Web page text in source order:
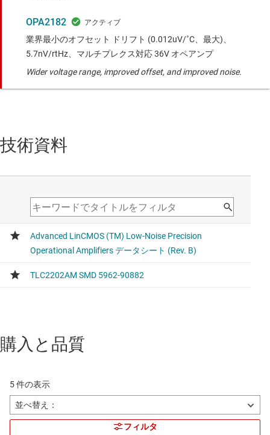
OPA2182
業界最小のオフセット ドリフト (0.012uV/˚C、最大)、
5.7nV/rtHz、マルチプレクス対応 36V オペアンプ
Wider voltage range, improved offset, and improved noise.
技術資料
購入と品質